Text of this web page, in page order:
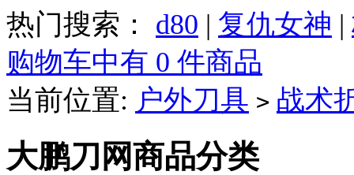
热门搜索： d80 | 复仇女神 |
购物车中有 0 件商品
当前位置: 户外刀具 > 战术
大鹏刀网商品分类